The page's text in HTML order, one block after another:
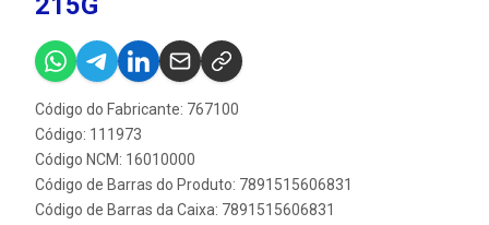
Código do Fabricante: 767100
Código: 111973
Código NCM: 16010000
Código de Barras do Produto: 7891515606831
Código de Barras da Caixa: 7891515606831